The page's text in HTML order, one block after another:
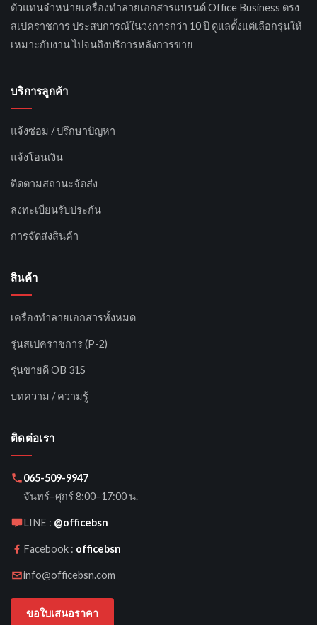
ตัวแทนจำหน่ายเครื่องทำลายเอกสารแบรนด์ Office Business ตรง
สเปคราชการ ประสบการณ์ในวงการกว่า 10 ปี ดูแลตั้งแต่เลือกรุ่นให้
เหมาะกับงาน ไปจนถึงบริการหลังการขาย
บริการลูกค้า
แจ้งซ่อม / ปรึกษาปัญหา
แจ้งโอนเงิน
ติดตามสถานะจัดส่ง
ลงทะเบียนรับประกัน
การจัดส่งสินค้า
สินค้า
เครื่องทำลายเอกสารทั้งหมด
รุ่นสเปคราชการ (P-2)
รุ่นขายดี OB 31S
บทความ / ความรู้
ติดต่อเรา
065-509-9947
จันทร์–ศุกร์ 8:00–17:00 น.
LINE : @officebsn
Facebook : officebsn
info@officebsn.com
ขอใบเสนอราคา